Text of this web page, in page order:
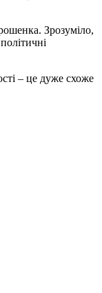
Зрозуміло,
– це дуже схоже